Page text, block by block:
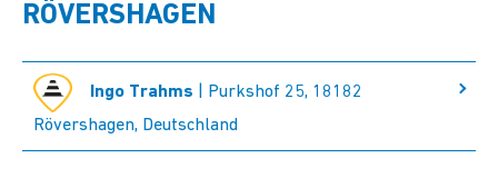
RÖVERSHAGEN
Ingo Trahms | Purkshof 25, 18182
Rövershagen, Deutschland